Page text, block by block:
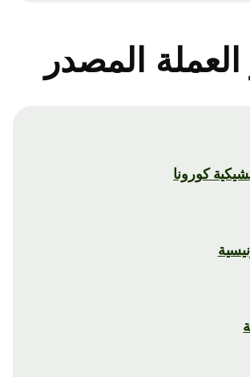
العملة المصدر
كورونا